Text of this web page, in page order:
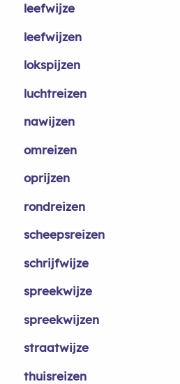
leefwijze
leefwijzen
lokspijzen
luchtreizen
nawijzen
omreizen
oprijzen
rondreizen
scheepsreizen
schrijfwijze
spreekwijze
spreekwijzen
straatwijze
thuisreizen